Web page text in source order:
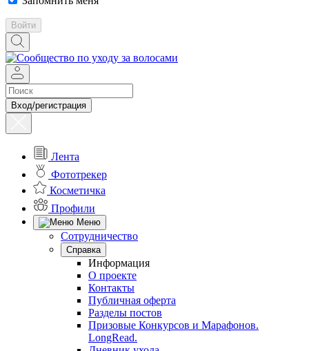
Войти
Вход/регистрация
Лента
Фототрекер
Косметичка
Профили
Меню
Сотрудничество
Справка
Информация
О проекте
Контакты
Публичная оферта
Разделы постов
Призовые Конкурсов и Марафонов.
LongRead.